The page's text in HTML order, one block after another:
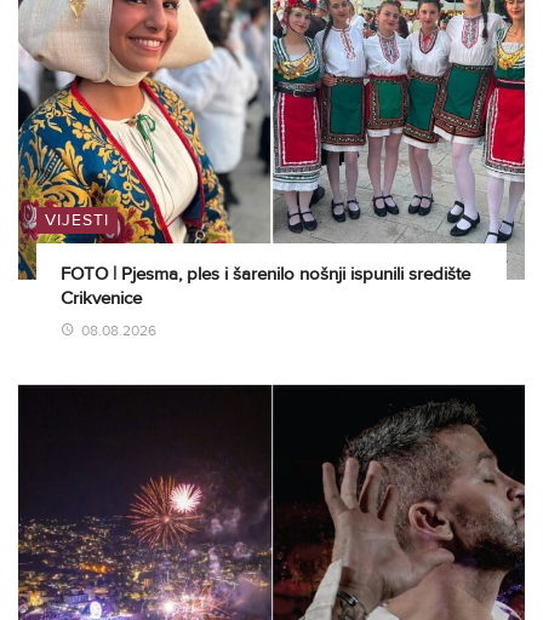
VIJESTI
FOTO | Pjesma, ples i šarenilo nošnji ispunili središte
Crikvenice
08.08.2026